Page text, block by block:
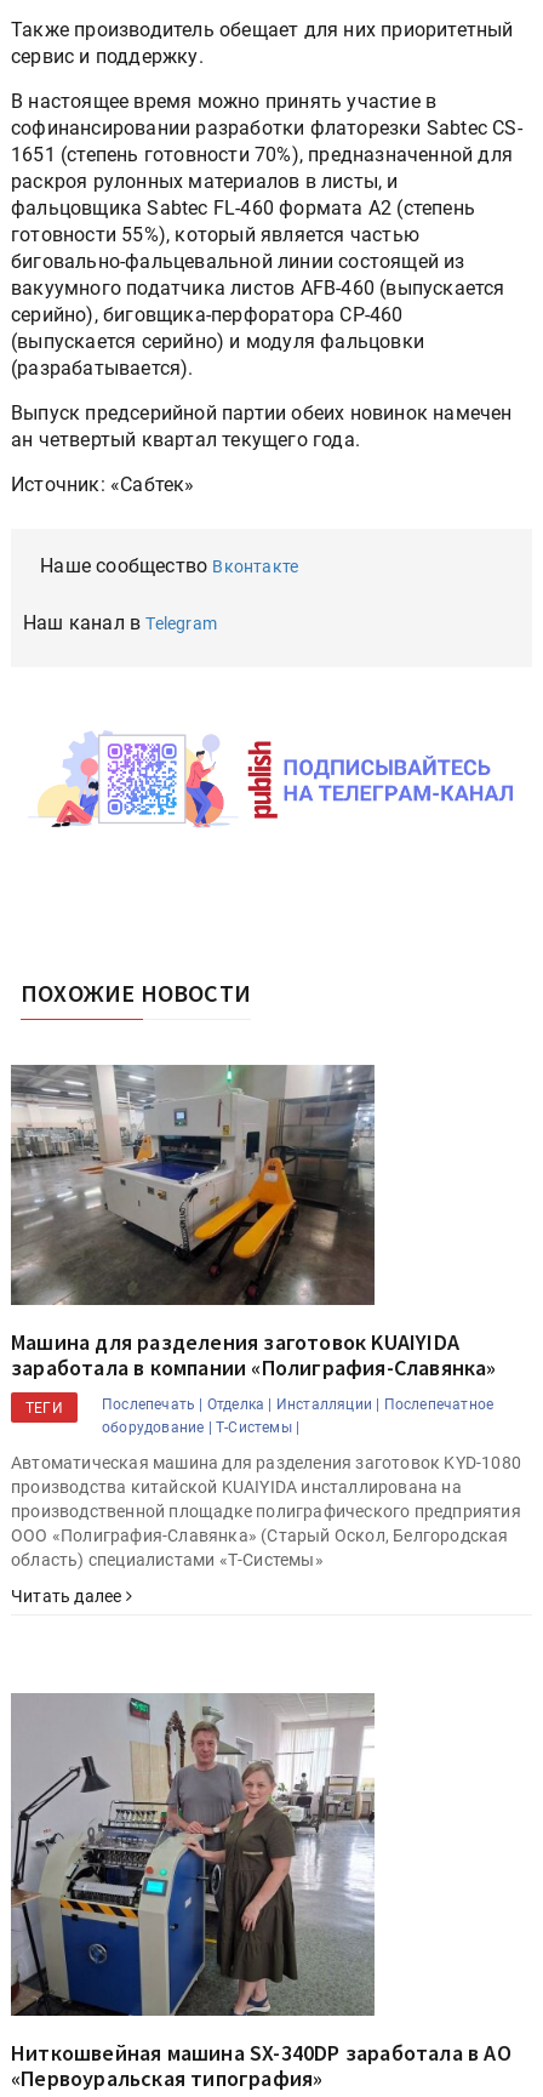
Также производитель обещает для них приоритетный
сервис и поддержку.
В настоящее время можно принять участие в
софинансировании разработки флаторезки Sabtec CS-
1651 (степень готовности 70%), предназначенной для
раскроя рулонных материалов в листы, и
фальцовщика Sabtec FL-460 формата А2 (степень
готовности 55%), который является частью
биговально-фальцевальной линии состоящей из
вакуумного податчика листов AFB-460 (выпускается
серийно), биговщика-перфоратора CP-460
(выпускается серийно) и модуля фальцовки
(разрабатывается).
Выпуск предсерийной партии обеих новинок намечен
ан четвертый квартал текущего года.
Источник: «Сабтек»
Наше сообщество Вконтакте
Наш канал вTelegram
ПОХОЖИЕ НОВОСТИ
Машина для разделения заготовок KUAIYIDA
заработала в компании «Полиграфия-Славянка»
ТЕГИ Послепечать | Отделка | Инсталляции | Послепечатное
оборудование | Т-Системы |
Автоматическая машина для разделения заготовок KYD-1080
производства китайской KUAIYIDA инсталлирована на
производственной площадке полиграфического предприятия
ООО «Полиграфия-Славянка» (Старый Оскол, Белгородская
область) специалистами «Т-Системы»
Читать далее
Ниткошвейная машина SX-340DP заработала в АО
«Первоуральская типография»